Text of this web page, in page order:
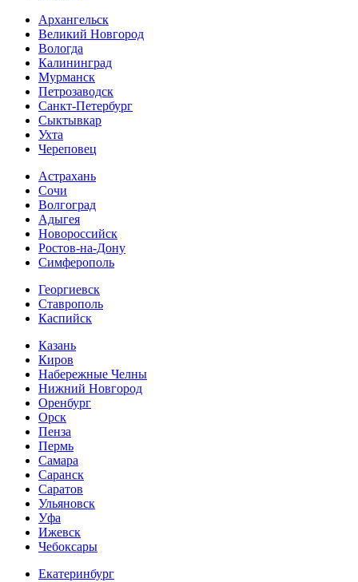
Архангельск
Великий Новгород
Вологда
Калининград
Мурманск
Петрозаводск
Санкт-Петербург
Сыктывкар
Ухта
Череповец
Астрахань
Сочи
Волгоград
Адыгея
Новороссийск
Ростов-на-Дону
Симферополь
Георгиевск
Ставрополь
Каспийск
Казань
Киров
Набережные Челны
Нижний Новгород
Оренбург
Орск
Пенза
Пермь
Самара
Саранск
Саратов
Ульяновск
Уфа
Ижевск
Чебоксары
Екатеринбург